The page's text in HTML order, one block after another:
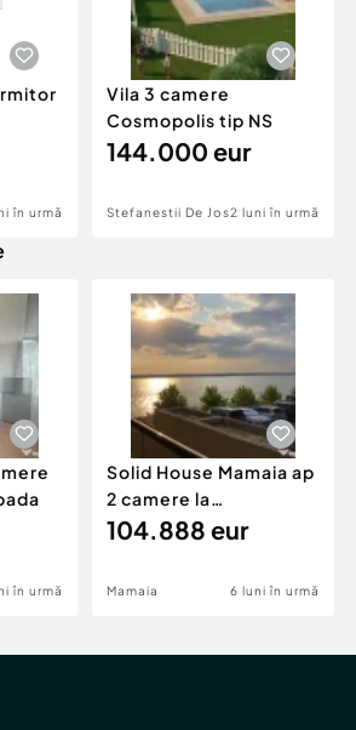
în urmă
Vila 3 camere
Cosmopolis tip NS
144.000 eur
Stefanestii De Jos2 luni în urmă
în urmă
Solid House Mamaia ap
2 camere la
cheie,langa Mega
104.888 eur
Mamaia 6 luni în urmă